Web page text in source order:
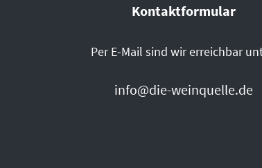
Kontaktformular
Per E-Mail sind wir erreichbar
info@die-weinquelle.de